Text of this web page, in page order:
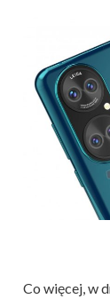
Co więcej, w